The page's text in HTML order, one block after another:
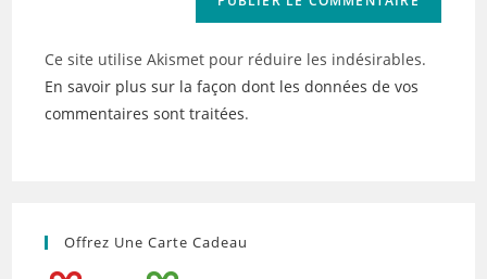
Ce site utilise Akismet pour réduire les indésirables.
En savoir plus sur la façon dont les données de vos
commentaires sont traitées.
Offrez Une Carte Cadeau